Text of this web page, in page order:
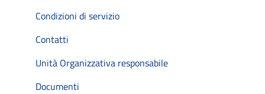
Condizioni di servizio
Contatti
Unità Organizzativa responsabile
Documenti